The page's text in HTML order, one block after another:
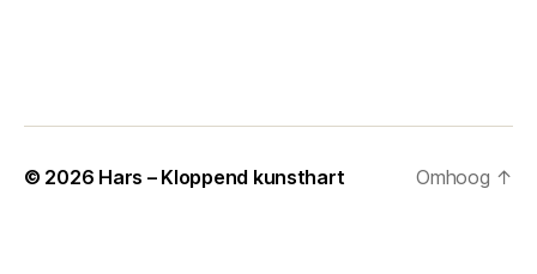
© 2026 Hars – Kloppend kunsthart Omhoog ↑